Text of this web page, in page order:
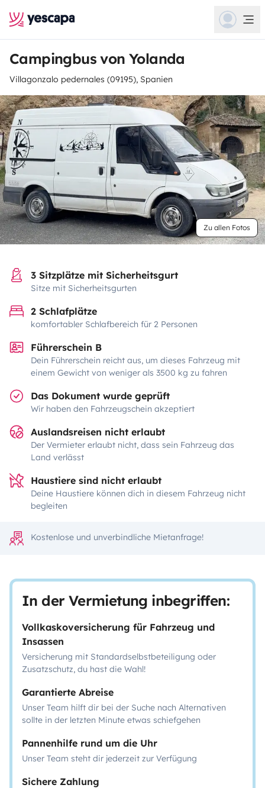
Campingbus von Yolanda
Villagonzalo pedernales (09195), Spanien
Zu allen Fotos
3 Sitzplätze mit Sicherheitsgurt
Sitze mit Sicherheitsgurten
2 Schlafplätze
komfortabler Schlafbereich für 2 Personen
Führerschein B
Dein Führerschein reicht aus, um dieses Fahrzeug mit
einem Gewicht von weniger als 3500 kg zu fahren
Das Dokument wurde geprüft
Wir haben den Fahrzeugschein akzeptiert
Auslandsreisen nicht erlaubt
Der Vermieter erlaubt nicht, dass sein Fahrzeug das
Land verlässt
Haustiere sind nicht erlaubt
Deine Haustiere können dich in diesem Fahrzeug nicht
begleiten
Kostenlose und unverbindliche Mietanfrage!
In der Vermietung inbegriffen:
Vollkaskoversicherung für Fahrzeug und
Insassen
Versicherung mit Standardselbstbeteiligung oder
Zusatzschutz, du hast die Wahl!
Garantierte Abreise
Unser Team hilft dir bei der Suche nach Alternativen
sollte in der letzten Minute etwas schiefgehen
Pannenhilfe rund um die Uhr
Unser Team steht dir jederzeit zur Verfügung
Sichere Zahlung